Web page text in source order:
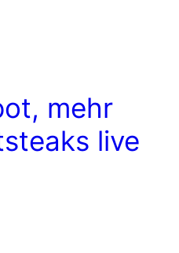
mehr
live